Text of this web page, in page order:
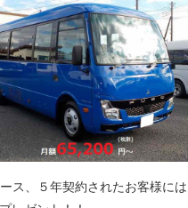
ス、５年契約されたお客様に